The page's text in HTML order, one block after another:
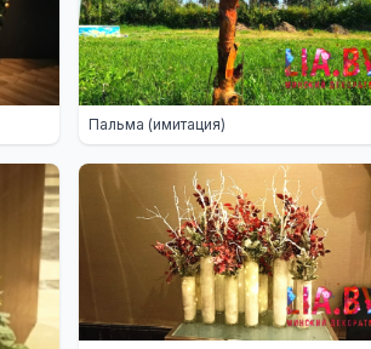
Пальма (имитация)